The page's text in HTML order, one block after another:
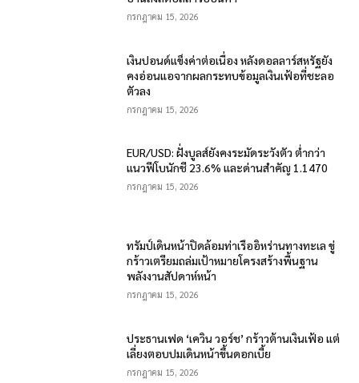
กรกฎาคม 15, 2026
เงินปอนด์แข็งค่าต่อเนื่อง หลังดอลลาร์สหรัฐยัง
คงอ่อนแอจากผลกระทบข้อมูลเงินเฟ้อที่ชะลอ
ตัวลง
กรกฎาคม 15, 2026
EUR/USD: ฝั่งบูลส์ยังคงระมัดระวังตัว ต่ำกว่า
แนวฟีโบนักชี 23.6% และด่านสำคัญ 1.1470
กรกฎาคม 15, 2026
ทรัมป์เดินหน้าปิดล้อมท่าเรืออิหร่านทางทะเล ขู่
กร้าวเตรียมถล่มเป้าหมายโครงสร้างพื้นฐาน
พลังงานสัปดาห์หน้า
กรกฎาคม 15, 2026
ประธานเฟด ‘เควิน วอร์ช’ กร้าวต้านเงินเฟ้อ แต่
เลี่ยงตอบปมเดินหน้าขึ้นดอกเบี้ย
กรกฎาคม 15, 2026